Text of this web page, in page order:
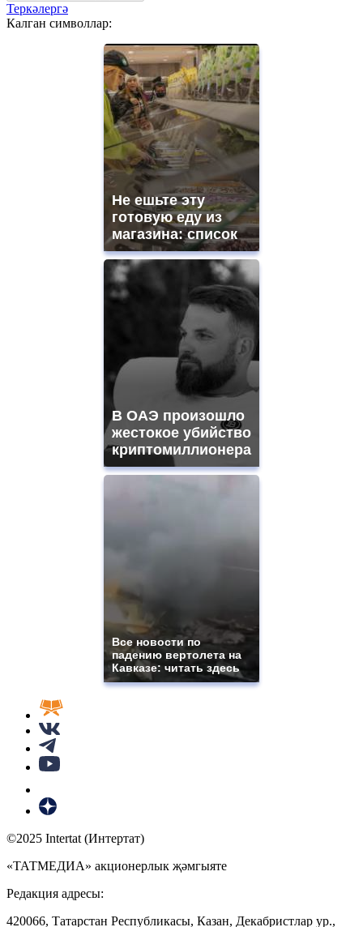
Теркәлергә
Калган символлар:
Не ешьте эту
готовую еду из
магазина: список
В ОАЭ произошло
жестокое убийство
криптомиллионера
Все новости по
падению вертолета на
Кавказе: читать здесь
©2025 Intertat (Интертат)
«ТАТМЕДИА» акционерлык җәмгыяте
Редакция адресы:
420066, Татарстан Республикасы, Казан, Декабристлар ур.,